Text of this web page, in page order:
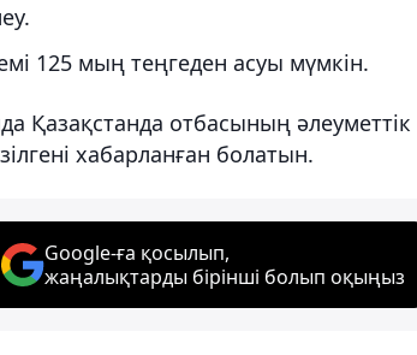
125 мың теңгеден асуы мүмкін.
Қазақстанда отбасының әлеуметтік
хабарланған болатын.
Google-ға қосылып,
жаңалықтарды бірінші болып оқыңыз